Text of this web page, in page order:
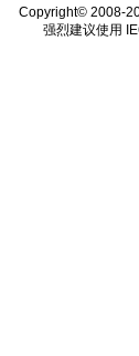
Copyright© 2008-
强烈建议使用